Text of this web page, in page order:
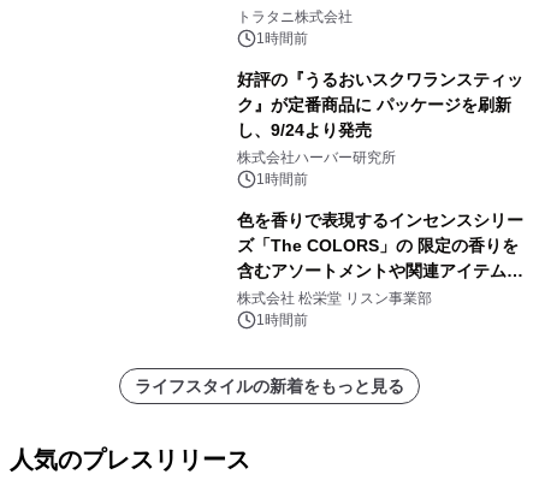
トラタニ株式会社
1時間前
好評の『うるおいスクワランスティッ
ク』が定番商品に パッケージを刷新
し、9/24より発売
株式会社ハーバー研究所
1時間前
色を香りで表現するインセンスシリー
ズ「The COLORS」の 限定の香りを
含むアソートメントや関連アイテムを
8月6日発売
株式会社 松栄堂 リスン事業部
1時間前
ライフスタイルの新着をもっと見る
人気のプレスリリース